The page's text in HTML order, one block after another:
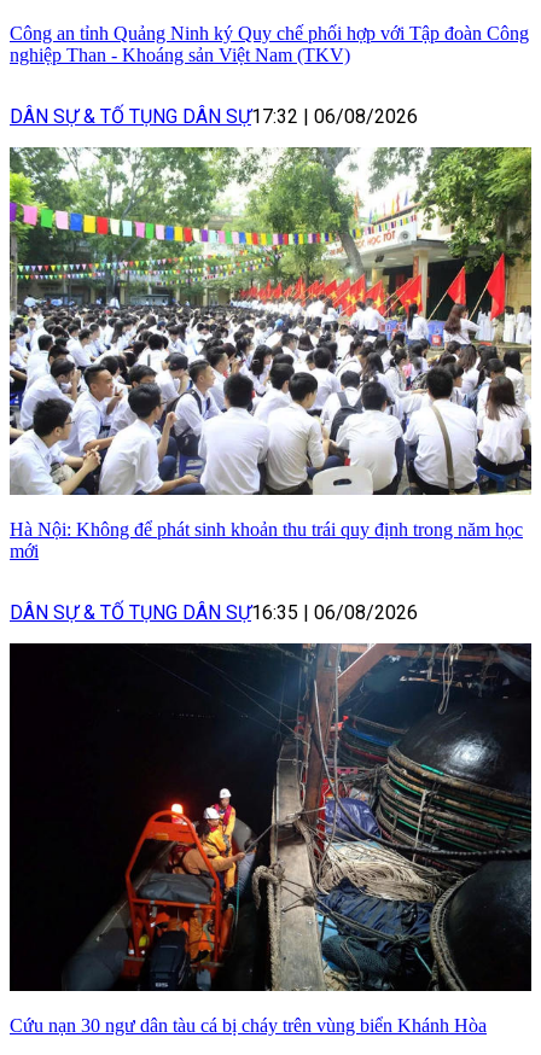
Công an tỉnh Quảng Ninh ký Quy chế phối hợp với Tập đoàn Công
nghiệp Than - Khoáng sản Việt Nam (TKV)
DÂN SỰ & TỐ TỤNG DÂN SỰ17:32 06/08/2026
Hà Nội: Không để phát sinh khoản thu trái quy định trong năm học
mới
DÂN SỰ & TỐ TỤNG DÂN SỰ16:35 06/08/2026
Cứu nạn 30 ngư dân tàu cá bị cháy trên vùng biển Khánh Hòa